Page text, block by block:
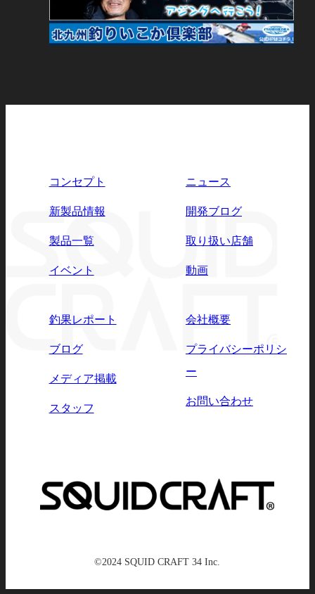
コンセプト
新製品情報
製品一覧
イベント
ニュース
開発ブログ
取り扱い店舗
動画
釣果レポート
ブログ
メディア掲載
スタッフ
会社概要
プライバシーポリシ
ー
お問い合わせ
©2024 SQUID CRAFT 34 Inc.